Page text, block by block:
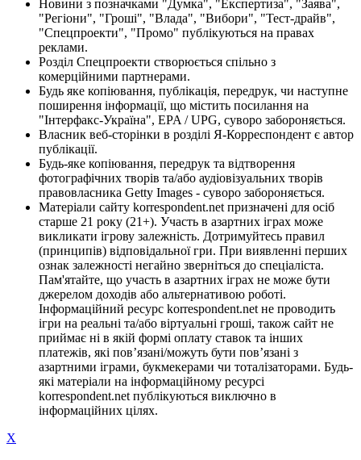
Новини з позначками "Думка", "Експертиза", "Заява",
"Регіони", "Гроші", "Влада", "Вибори", "Тест-драйв",
"Спецпроекти", "Промо" публікуються на правах
реклами.
Розділ Спецпроекти створюється спільно з
комерційними партнерами.
Будь яке копіювання, публікація, передрук, чи наступне
поширення інформації, що містить посилання на
"Інтерфакс-Україна", EPA / UPG, суворо забороняється.
Власник веб-сторінки в розділі Я-Корреспондент є автор
публікації.
Будь-яке копіювання, передрук та відтворення
фотографічних творів та/або аудіовізуальних творів
правовласника Getty Images - суворо забороняється.
Матеріали сайту korrespondent.net призначені для осіб
старше 21 року (21+). Участь в азартних іграх може
викликати ігрову залежність. Дотримуйтесь правил
(принципів) відповідальної гри. При виявленні перших
ознак залежності негайно зверніться до спеціаліста.
Пам'ятайте, що участь в азартних іграх не може бути
джерелом доходів або альтернативою роботі.
Інформаційний ресурс korrespondent.net не проводить
ігри на реальні та/або віртуальні гроші, також сайт не
приймає ні в якій формі оплату ставок та інших
платежів, які пов’язані/можуть бути пов’язані з
азартними іграми, букмекерами чи тоталізаторами. Будь-
які матеріали на інформаційному ресурсі
korrespondent.net публікуються виключно в
інформаційних цілях.
X